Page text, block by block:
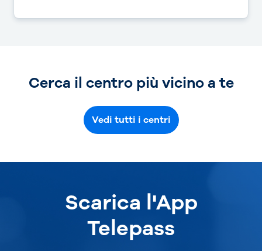
Cerca il centro più vicino a te
Vedi tutti i centri
Scarica l'App
Telepass